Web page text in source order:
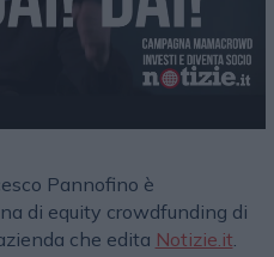
Pannofino è
di equity crowdfunding di
che edita Notizie.it